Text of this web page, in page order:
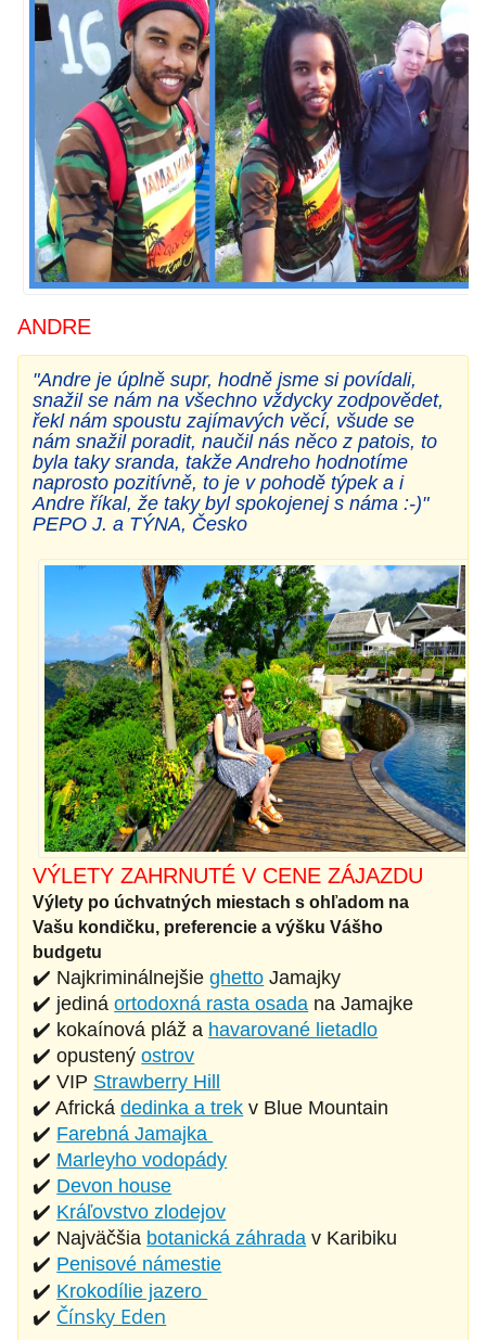
ANDRE
"Andre je úplně supr, hodně jsme si povídali,
snažil se nám na všechno vždycky zodpovědet,
řekl nám spoustu zajímavých věcí, všude se
nám snažil poradit, naučil nás něco z patois, to
byla taky sranda, takže Andreho hodnotíme
naprosto pozitívně, to je v pohodě týpek a i
Andre říkal, že taky byl spokojenej s náma :-)"
PEPO J. a TÝNA, Česko
VÝLETY ZAHRNUTÉ V CENE ZÁJAZDU
Výlety po úchvatných miestach s ohľadom na
Vašu kondičku, preferencie a výšku Vášho
budgetu
✔️ Najkriminálnejšieghetto Jamajky
✔️ jedináortodoxná rasta osada na Jamajke
✔️ kokaínová pláž a havarované lietadlo
✔️ opustenýostrov
✔️ VIP Strawberry Hill
✔️ Africkádedinka a trek v Blue Mountain
✔️ Farebná Jamajka
✔️ Marleyho vodopády
✔️ Devon house
✔️ Kráľovstvo zlodejov
✔️ Najväčšia botanická záhrada v Karibiku
✔️ Penisové námestie
✔️ Krokodílie jazero
✔️ Čínsky Eden